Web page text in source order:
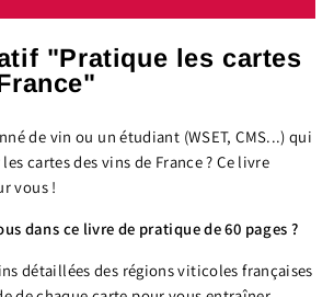
"Pratique les cartes
de vin ou un étudiant (WSET, CMS...) qui
cartes des vins de France ? Ce livre
vous !
dans ce livre de pratique de 60 pages ?
détaillées des régions viticoles françaises